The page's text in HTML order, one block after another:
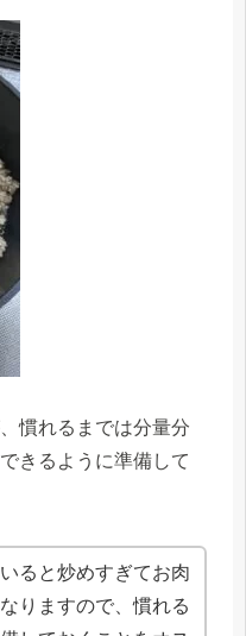
慣れるまでは分量分
きるように準備して
ると炒めすぎてお肉
りますので、慣れる